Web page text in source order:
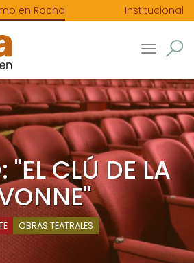
en Rocha Institucional
Toggle
"EL CLÚ DE LA
OBRAS TEATRALES